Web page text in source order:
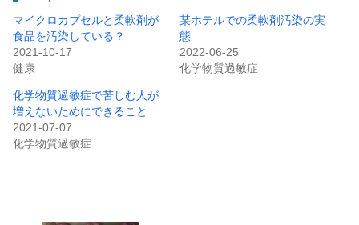
マイクロカプセルと柔軟剤が
食品を汚染している？
2021-10-17
健康
某ホテルでの柔軟剤汚染の実
態
2022-06-25
化学物質過敏症
化学物質過敏症で苦しむ人が
増えないためにできること
2021-07-07
化学物質過敏症